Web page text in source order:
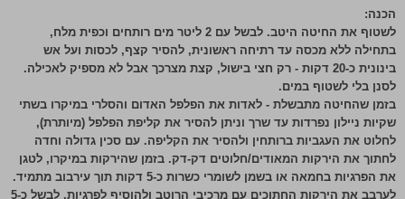
הכנה:
לשטוף את החיטה היטב. לבשל עם 2 ליטר מים רותחים וכפית מלח,
בתחילה ללא מכסה עד רתיחה ראשונית, להסיר קצף, לכסות ועל אש
בינונית כ-20 דקות - רק חצי בישול, קצת מצרכך אבל לא מספיק לאכילה.
לסנן בלי לשטוף במים.
בזמן שהחיטה מתבשלת - לאדות את הפלפל האדום והסלרי במיקרו בשתי
שקיות ניילון נפרדות עד שרך וניתן להסיר את קליפת הפלפל (מיותרת),
לחלוט את העגביות ברותחין ולהסיר את הקליפה. עם סכין גדולה וחדה
לחתוך את הירקות המאודים/חלוטים דק-דק. בזמן שהירקות במיקרו, לטגן
את הפרגיות בחמאה או בשמן לשומרי כשרות כ-5 דקות תוך עירבוב מתמיד.
לערבב את הירקות החתוכים עם מרכיבי הרוטב ולהוסיף לפרגיות. לבשל כ-5